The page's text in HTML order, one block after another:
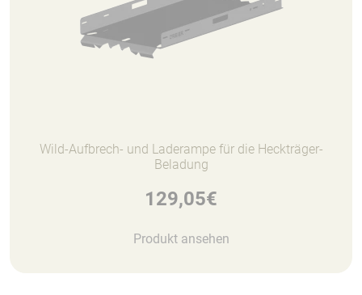
Wild-Aufbrech- und Laderampe für die Heckträger-
Beladung
129,05€
Produkt ansehen